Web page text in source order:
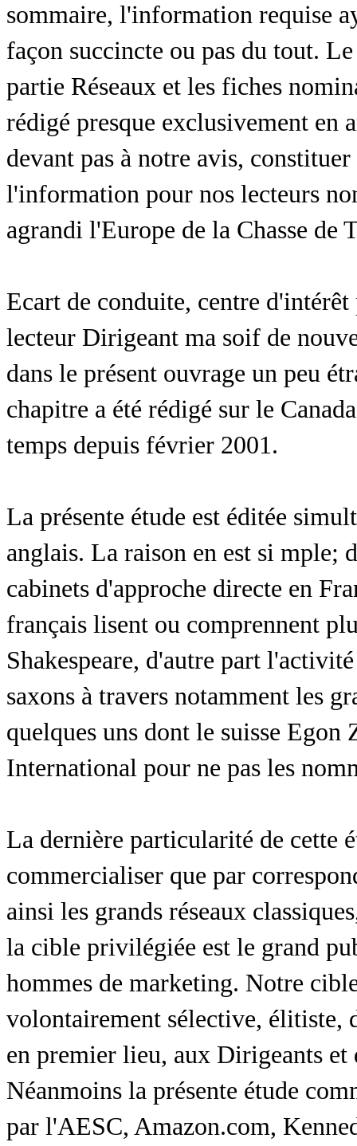
sommaire, l'information requise
façon succincte ou pas du tout.
partie Réseaux et les fiches
rédigé presque exclusivement en
devant pas à notre avis,
l'information pour nos lecteurs
agrandi l'Europe de la Chasse de
Ecart de conduite, centre
lecteur Dirigeant ma soif de
dans le présent ouvrage un peu
chapitre a été rédigé sur le
temps depuis février 2001.
La présente étude est éditée
anglais. La raison en est si mple;
cabinets d'approche directe en
français lisent ou comprennent
Shakespeare, d'autre part
saxons à travers notamment les
quelques uns dont le suisse
International pour ne pas les
La dernière particularité de cette
commercialiser que par
ainsi les grands réseaux
la cible privilégiée est le grand
hommes de marketing. Notre
volontairement sélective, élitiste,
en premier lieu, aux Dirigeants
Néanmoins la présente étude
par l'AESC, Amazon.com,